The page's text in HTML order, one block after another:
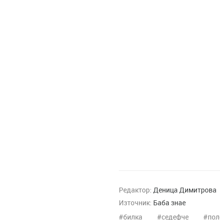
Редактор: Деница Димитрова
Източник: Баба знае
билка
седефче